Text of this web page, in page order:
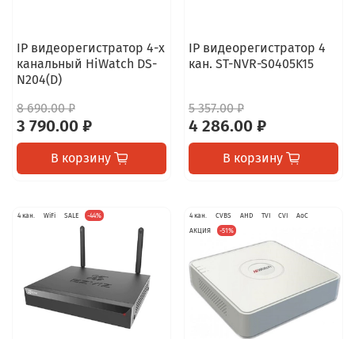
IP видеорегистратор 4-х
канальный HiWatch DS-
N204(D)
8 690.00 ₽
3 790.00 ₽
В корзину
IP видеорегистратор 4
кан. ST-NVR-S0405K15
5 357.00 ₽
4 286.00 ₽
В корзину
4 кан. WiFi SALE -44% 4 кан. CVBS AHD TVI CVI
AoC
АКЦИЯ
-51%